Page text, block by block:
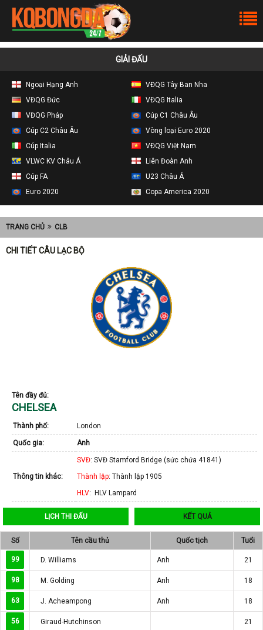
GIẢI ĐẤU
Ngoại Hạng Anh
VĐQG Tây Ban Nha
VĐQG Đức
VĐQG Italia
VĐQG Pháp
Cúp C1 Châu Âu
Cúp C2 Châu Âu
Vòng loại Euro 2020
Cúp Italia
VĐQG Việt Nam
VLWC KV Châu Á
Liên Đoàn Anh
Cúp FA
U23 Châu Á
Euro 2020
Copa America 2020
TRANG CHỦ CLB
CHI TIẾT CÂU LẠC BỘ
Tên đầy đủ:
CHELSEA
Thành phố: London
Quốc gia: Anh
Thông tin khác:
SVĐ: SVĐ Stamford Bridge (sức chứa 41841)
Thành lập: Thành lập 1905
HLV: HLV Lampard
LỊCH THI ĐẤU KẾT QUẢ
Số Tên cầu thủ Quốc tịch Tuổi
99 D. Williams Anh 21
98 M. Golding Anh 18
63 J. Acheampong Anh 18
56 Giraud-Hutchinson 21